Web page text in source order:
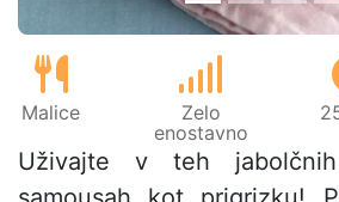
Malice
Zelo
enostavno
Uživajte v teh